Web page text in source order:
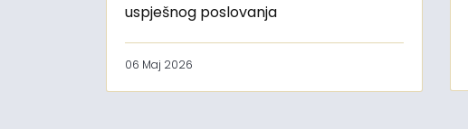
uspješnog poslovanja
06 Maj 2026